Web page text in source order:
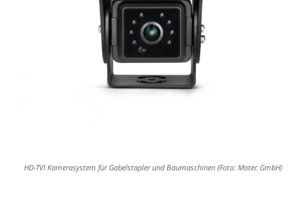
HD-TVI Kamerasystem für Gabelstapler und Baumaschinen (Foto: Motec GmbH)